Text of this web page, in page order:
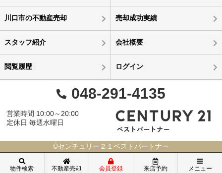
川口市の不動産売却 売却成功実績
スタッフ紹介 会社概要
閲覧履歴 ログイン
048-291-4135
営業時間 10:00～20:00
定休日 毎週水曜日
©センチュリー２１ベストパートナー
物件検索 不動産売却 会員登録 来店予約 メニュー